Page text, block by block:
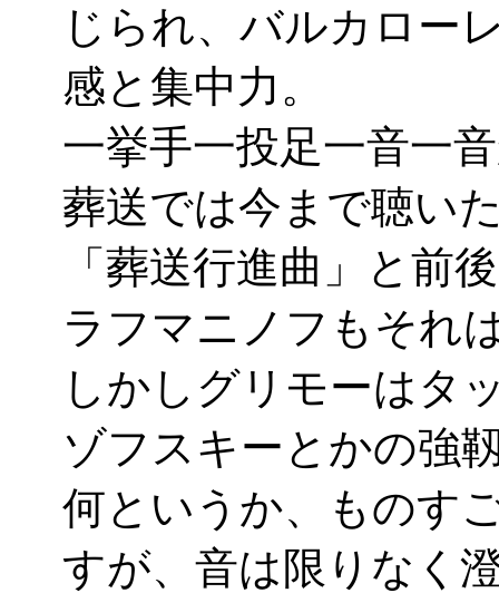
じられ、バルカロー
感と集中力。
一挙手一投足一音一
葬送では今まで聴い
「葬送行進曲」と前
ラフマニノフもそれ
しかしグリモーはタ
ゾフスキーとかの強
何というか、ものす
すが、音は限りなく